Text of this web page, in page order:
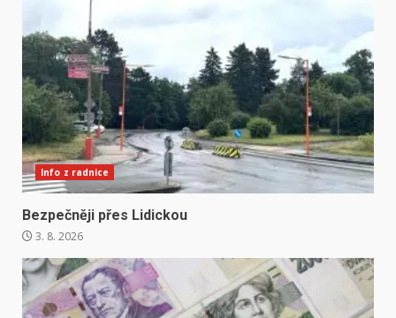
Info z radnice
Bezpečněji přes Lidickou
3. 8. 2026